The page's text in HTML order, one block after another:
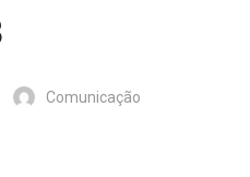
Comunicação